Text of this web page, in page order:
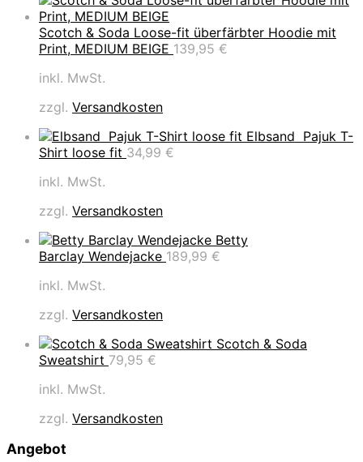
Scotch & Soda Loose-fit überfärbter Hoodie mit
Print, MEDIUM BEIGE 139,95 €
inkl. MwSt.
zzgl. Versandkosten
Elbsand Pajuk T-
Shirt loose fit 34,99 €
inkl. MwSt.
zzgl. Versandkosten
Betty
Barclay Wendejacke 189,99 €
inkl. MwSt.
zzgl. Versandkosten
Scotch & Soda
Sweatshirt 79,95 €
inkl. MwSt.
zzgl. Versandkosten
Angebot